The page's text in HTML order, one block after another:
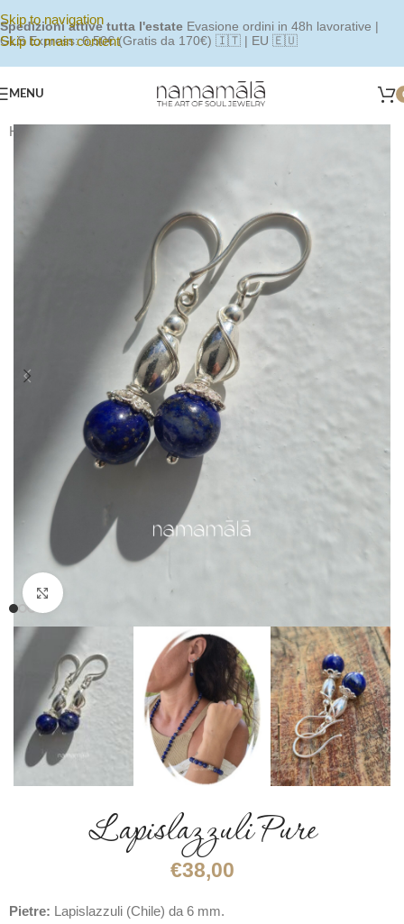
Skip to navigation
Skip to main content
Spedizioni attive tutta l'estate Evasione ordini in 48h lavorative |
GLS Express: 6,50€ (Gratis da 170€) 🇮🇹 | EU 🇪🇺
MENU
Home
Clicca per ingrandire
Lapislazzuli Pure
€38,00
Pietre: Lapislazzuli (Chile) da 6 mm.